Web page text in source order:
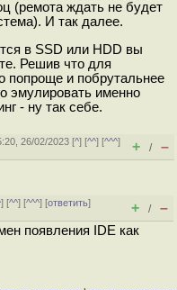
(ремота ждать не будет
И так далее.
в SSD или HDD вы
Решив что для
попроще и побрутальнее
эмулировать именно
- ну так себе.
26/02/2023 [^] [^^] [^^^]
+ / –
] [^^] [^^^] [ответить]
+ / –
появления IDE как